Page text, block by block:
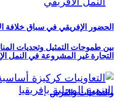
التجارة غير المشروعة في النمل
والتداعيات والفرص
الحضور الإفريقي في سباق خلافة
بين طموحات التمثيل وتحديات